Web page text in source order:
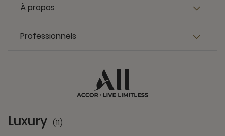
À propos
Professionnels
Luxury (11)